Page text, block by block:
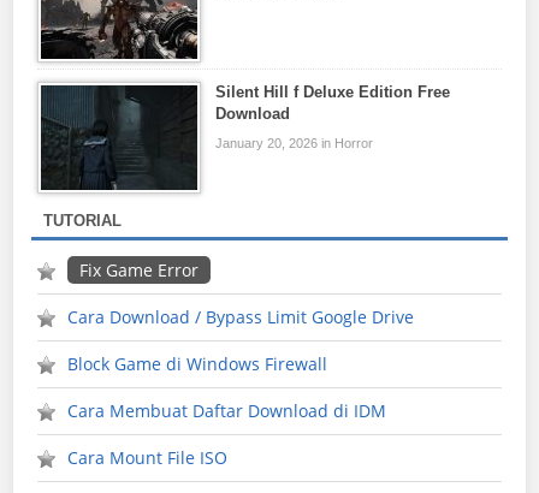
Silent Hill f Deluxe Edition Free
Download
January 20, 2026 in Horror
TUTORIAL
Fix Game Error
Cara Download / Bypass Limit Google Drive
Block Game di Windows Firewall
Cara Membuat Daftar Download di IDM
Cara Mount File ISO